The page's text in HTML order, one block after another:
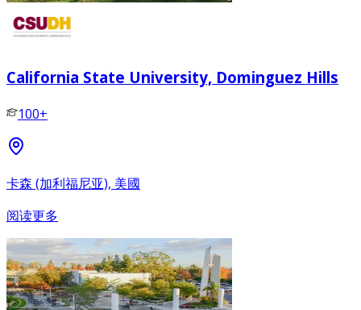
California State University, Dominguez Hills
100+
卡森 (加利福尼亚), 美國
阅读更多